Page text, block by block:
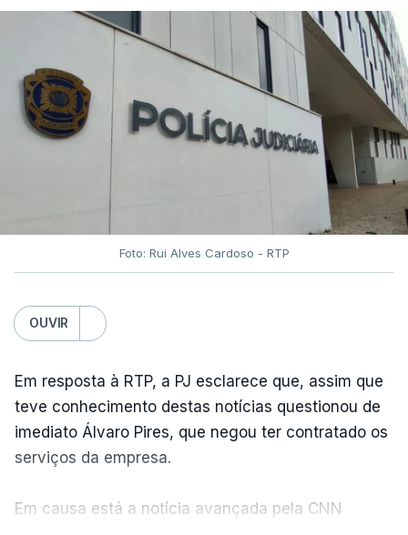
Foto: Rui Alves Cardoso - RTP
OUVIR
Em resposta à RTP, a PJ esclarece que, assim que
teve conhecimento destas notícias questionou de
imediato Álvaro Pires, que negou ter contratado os
serviços da empresa.
Em causa está a notícia avançada pela CNN